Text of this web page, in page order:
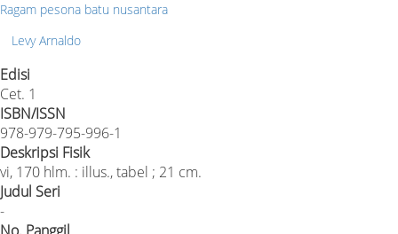
Ragam pesona batu nusantara
Levy Arnaldo
Edisi
Cet. 1
ISBN/ISSN
978-979-795-996-1
Deskripsi Fisik
vi, 170 hlm. : illus., tabel ; 21 cm.
Judul Seri
-